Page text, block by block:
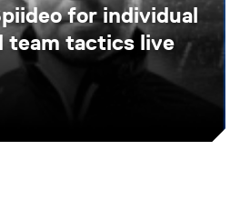
for individual
team tactics live